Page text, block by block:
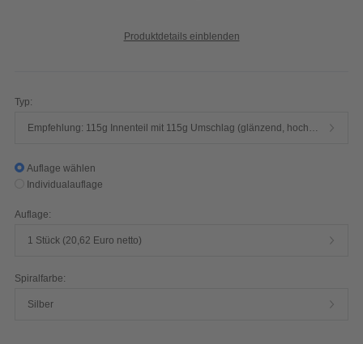
Produktdetails einblenden
Typ:
Auflage wählen
Individualauflage
Auflage:
1 Stück (20,62 Euro netto)
Spiralfarbe:
Silber